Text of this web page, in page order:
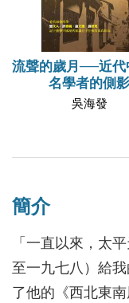
流聲的歲月──近代
名學者的側影
吳海發
簡介
「一直以來，太
至一九七八）給
了他的《西北東